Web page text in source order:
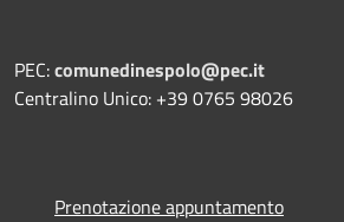
PEC:comunedinespolo@pec.it
Centralino Unico: +39 0765 98026
Prenotazione appuntamento